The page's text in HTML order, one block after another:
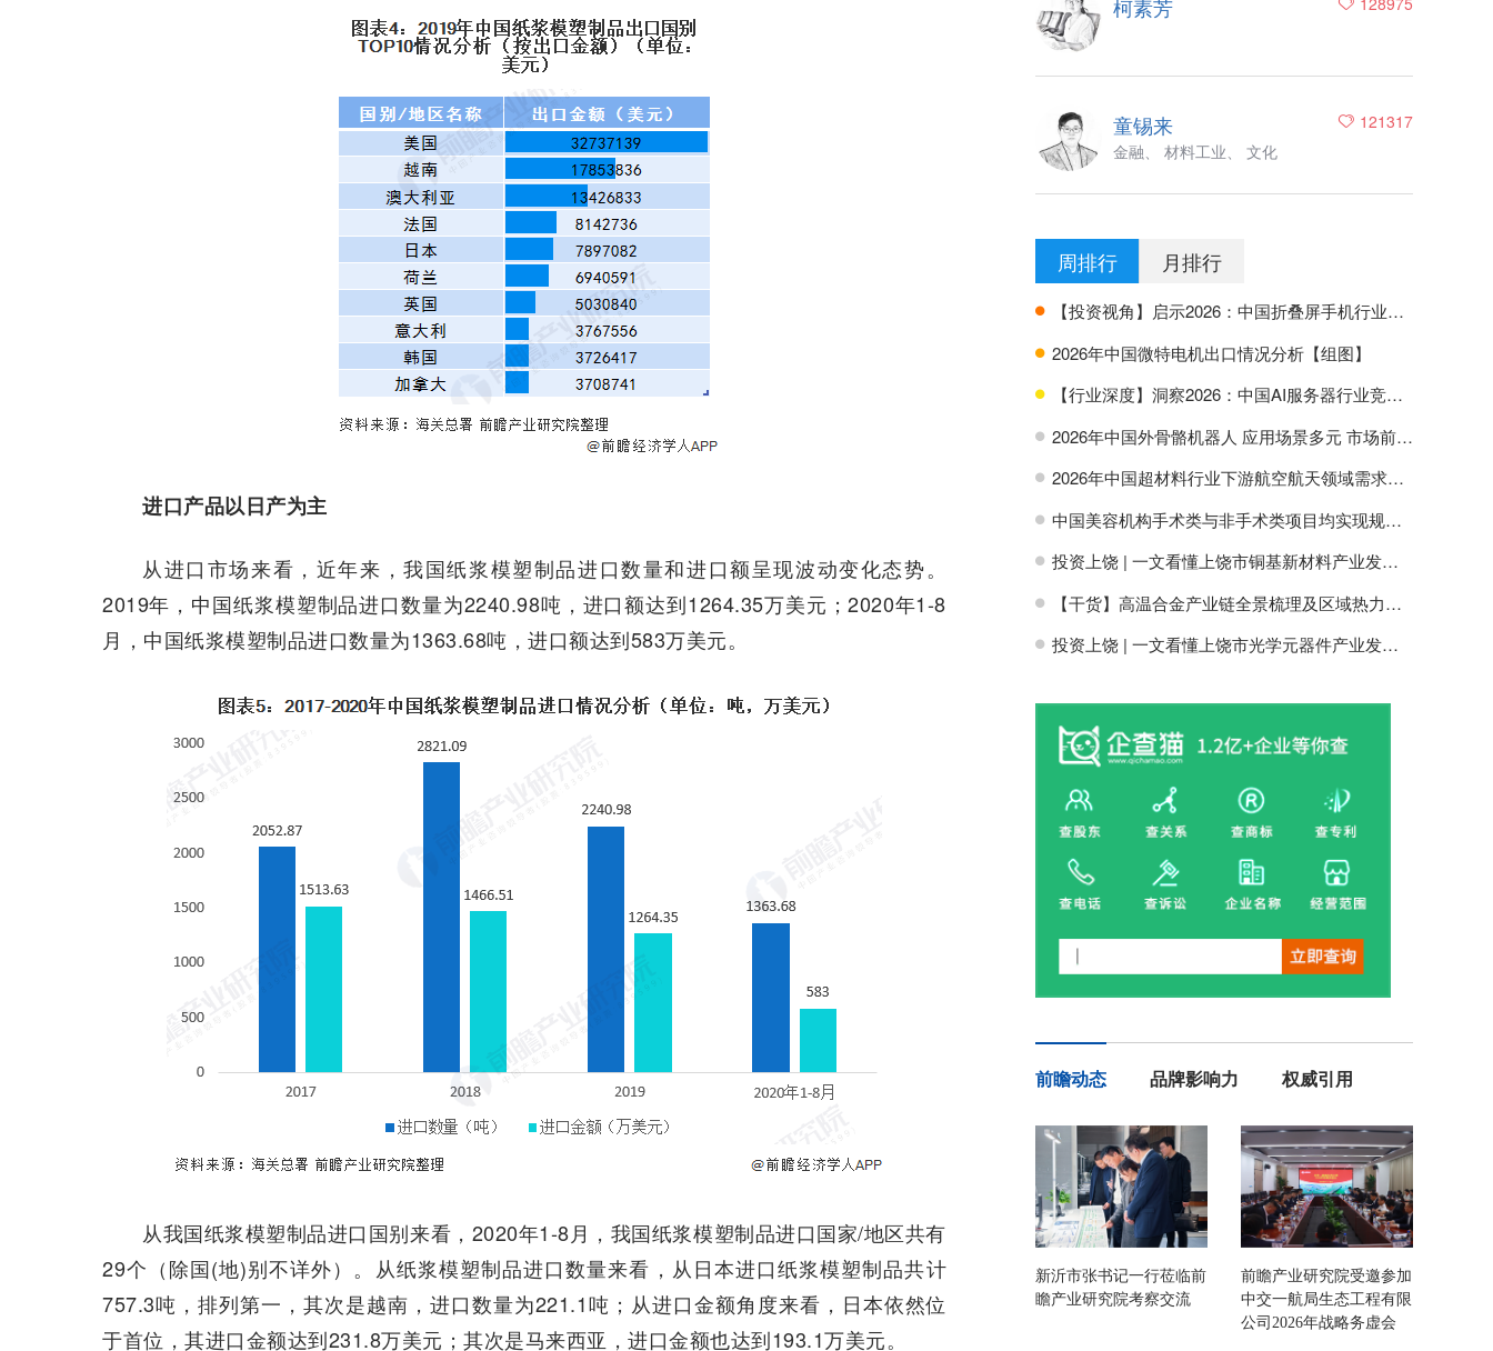
进口产品以日产为主
从进口市场来看，近年来，我国纸浆模塑制品进口数量和进口额呈现波动变化态势。
2019年，中国纸浆模塑制品进口数量为2240.98吨，进口额达到1264.35万美元；2020年1-8
月，中国纸浆模塑制品进口数量为1363.68吨，进口额达到583万美元。
从我国纸浆模塑制品进口国别来看，2020年1-8月，我国纸浆模塑制品进口国家/地区共有
29个（除国(地)别不详外）。从纸浆模塑制品进口数量来看，从日本进口纸浆模塑制品共计
757.3吨，排列第一，其次是越南，进口数量为221.1吨；从进口金额角度来看，日本依然位
于首位，其进口金额达到231.8万美元；其次是马来西亚，进口金额也达到193.1万美元。
柯素芳
121317
童锡来
金融、 材料工业、 文化
周排行 月排行
H 【投资视角】启示2026：中国折叠屏手机行业投融资及兼并重组分析
H 2026年中国微特电机出口情况分析【组图】
H 【行业深度】洞察2026：中国AI服务器行业竞争格局及市场份额
H 2026年中国外骨骼机器人 应用场景多元 市场前景广阔【组图】
H 2026年中国超材料行业下游航空航天领域需求分析【组图】
H 中国美容机构手术类与非手术类项目均实现规模增长【组图】
H 投资上饶 | 一文看懂上饶市铜基新材料产业发展现状与投资机会前瞻
H 【干货】高温合金产业链全景梳理及区域热力地图
H 投资上饶 | 一文看懂上饶市光学元器件产业发展现状与投资机会前瞻
前瞻动态 品牌影响力 权威引用
新沂市张书记一行莅临前
瞻产业研究院考察交流
前瞻产业研究院受邀参加
中交一航局生态工程有限
公司2026年战略务虚会